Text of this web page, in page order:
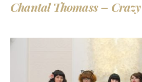
Chantal Thomass –